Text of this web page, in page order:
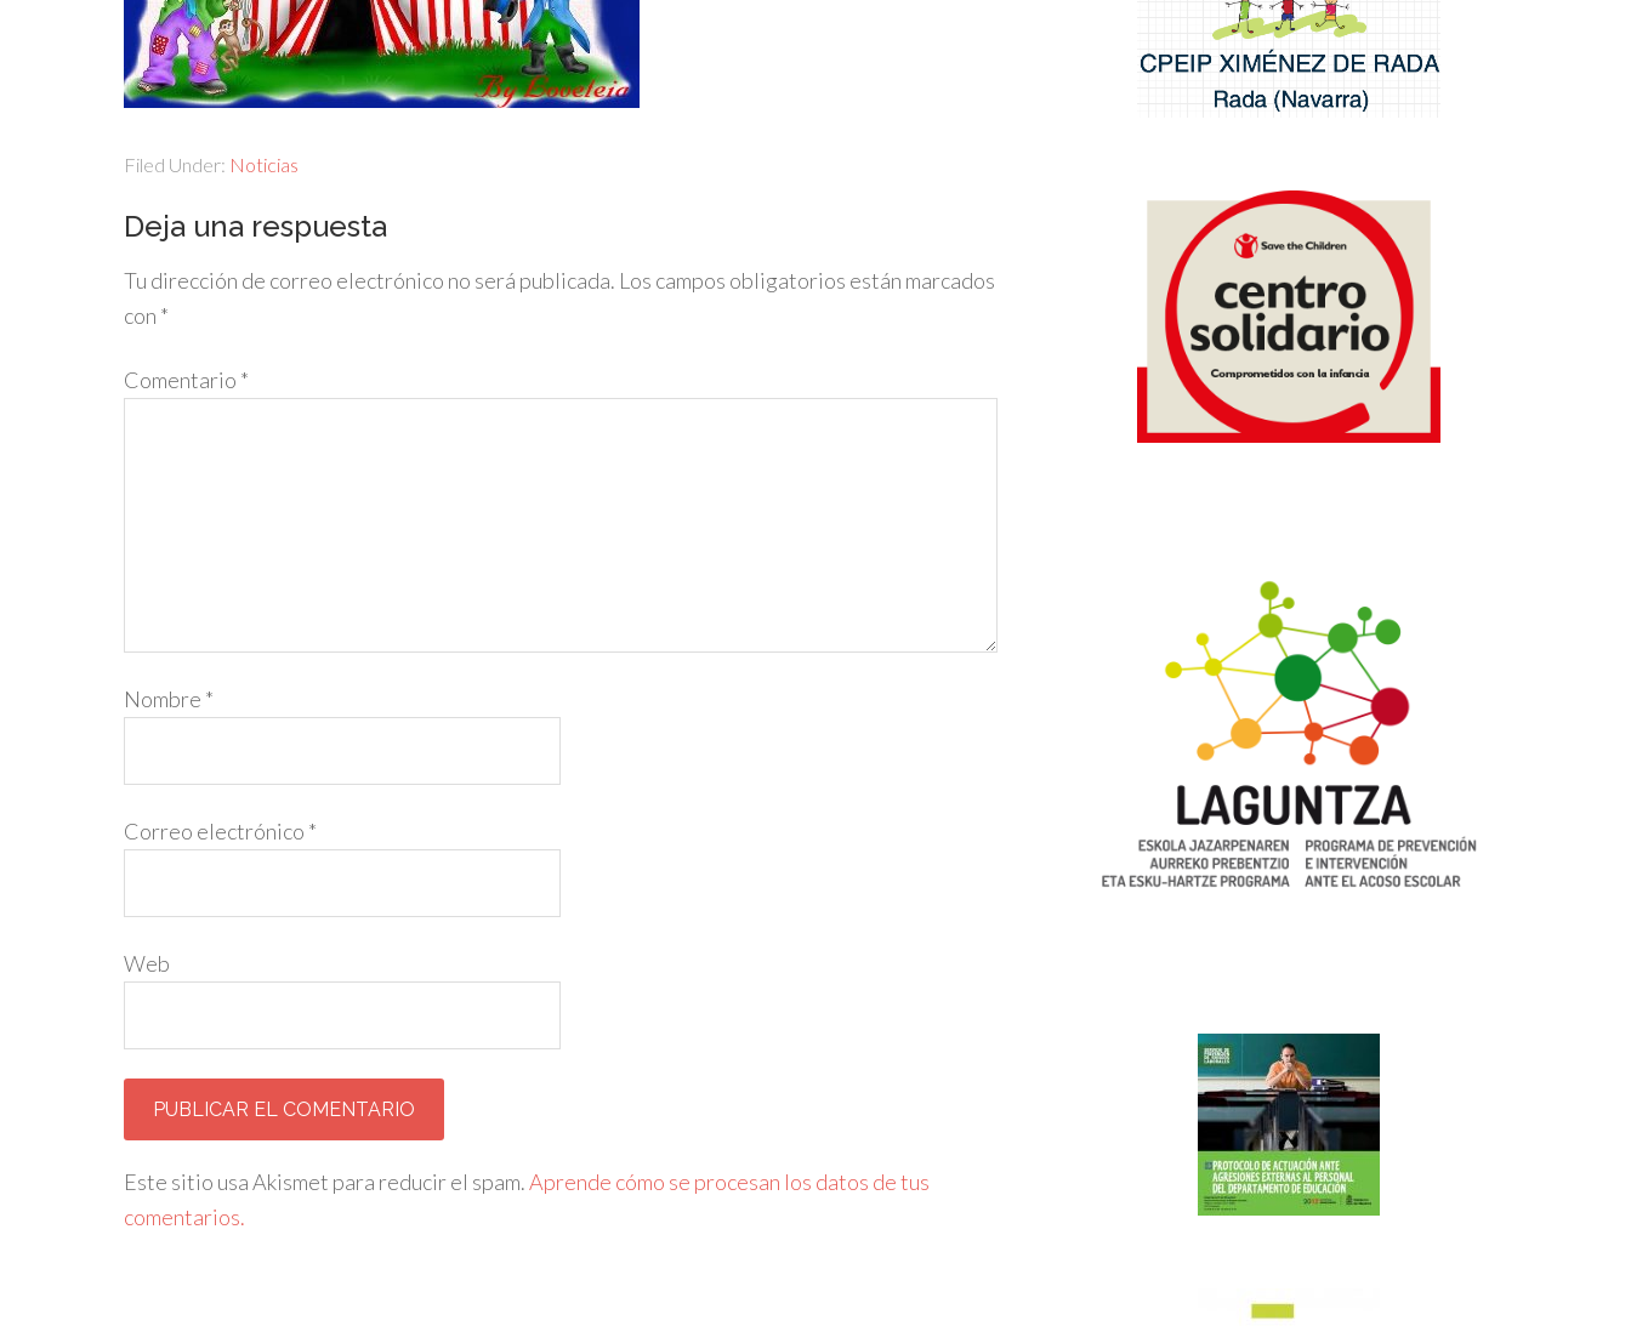
Filed Under: Noticias
Deja una respuesta
Tu dirección de correo electrónico no será publicada. Los campos obligatorios están marcados
con *
Comentario *
Nombre *
Correo electrónico *
Web
Este sitio usa Akismet para reducir el spam.Aprende cómo se procesan los datos de tus
comentarios.